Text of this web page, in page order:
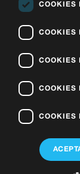
COOKIES
COOKIES
COOKIES
COOKIES
COOKIES